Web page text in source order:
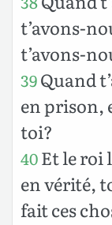
t’avons-
t’avons-
39Quand
en prison,
toi?
40Et le roi
en vérité,
fait ces